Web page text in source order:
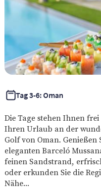
Tag 3-6: Oman
Die Tage stehen Ihnen
Ihren Urlaub an der
Golf von Oman.
eleganten Barceló
feinen Sandstrand,
oder erkunden Sie die
Nähe...